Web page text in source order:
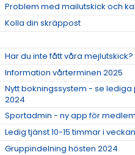
Problem med mailutskick och
Kolla din skräppost
Har du inte fått våra mejlutskick?
Information vårterminen 2025
Nytt bokningssystem - se lediga
2024
Sportadmin - ny app för
Ledig tjänst 10-15 timmar i veckan
Gruppindelning hösten 2024